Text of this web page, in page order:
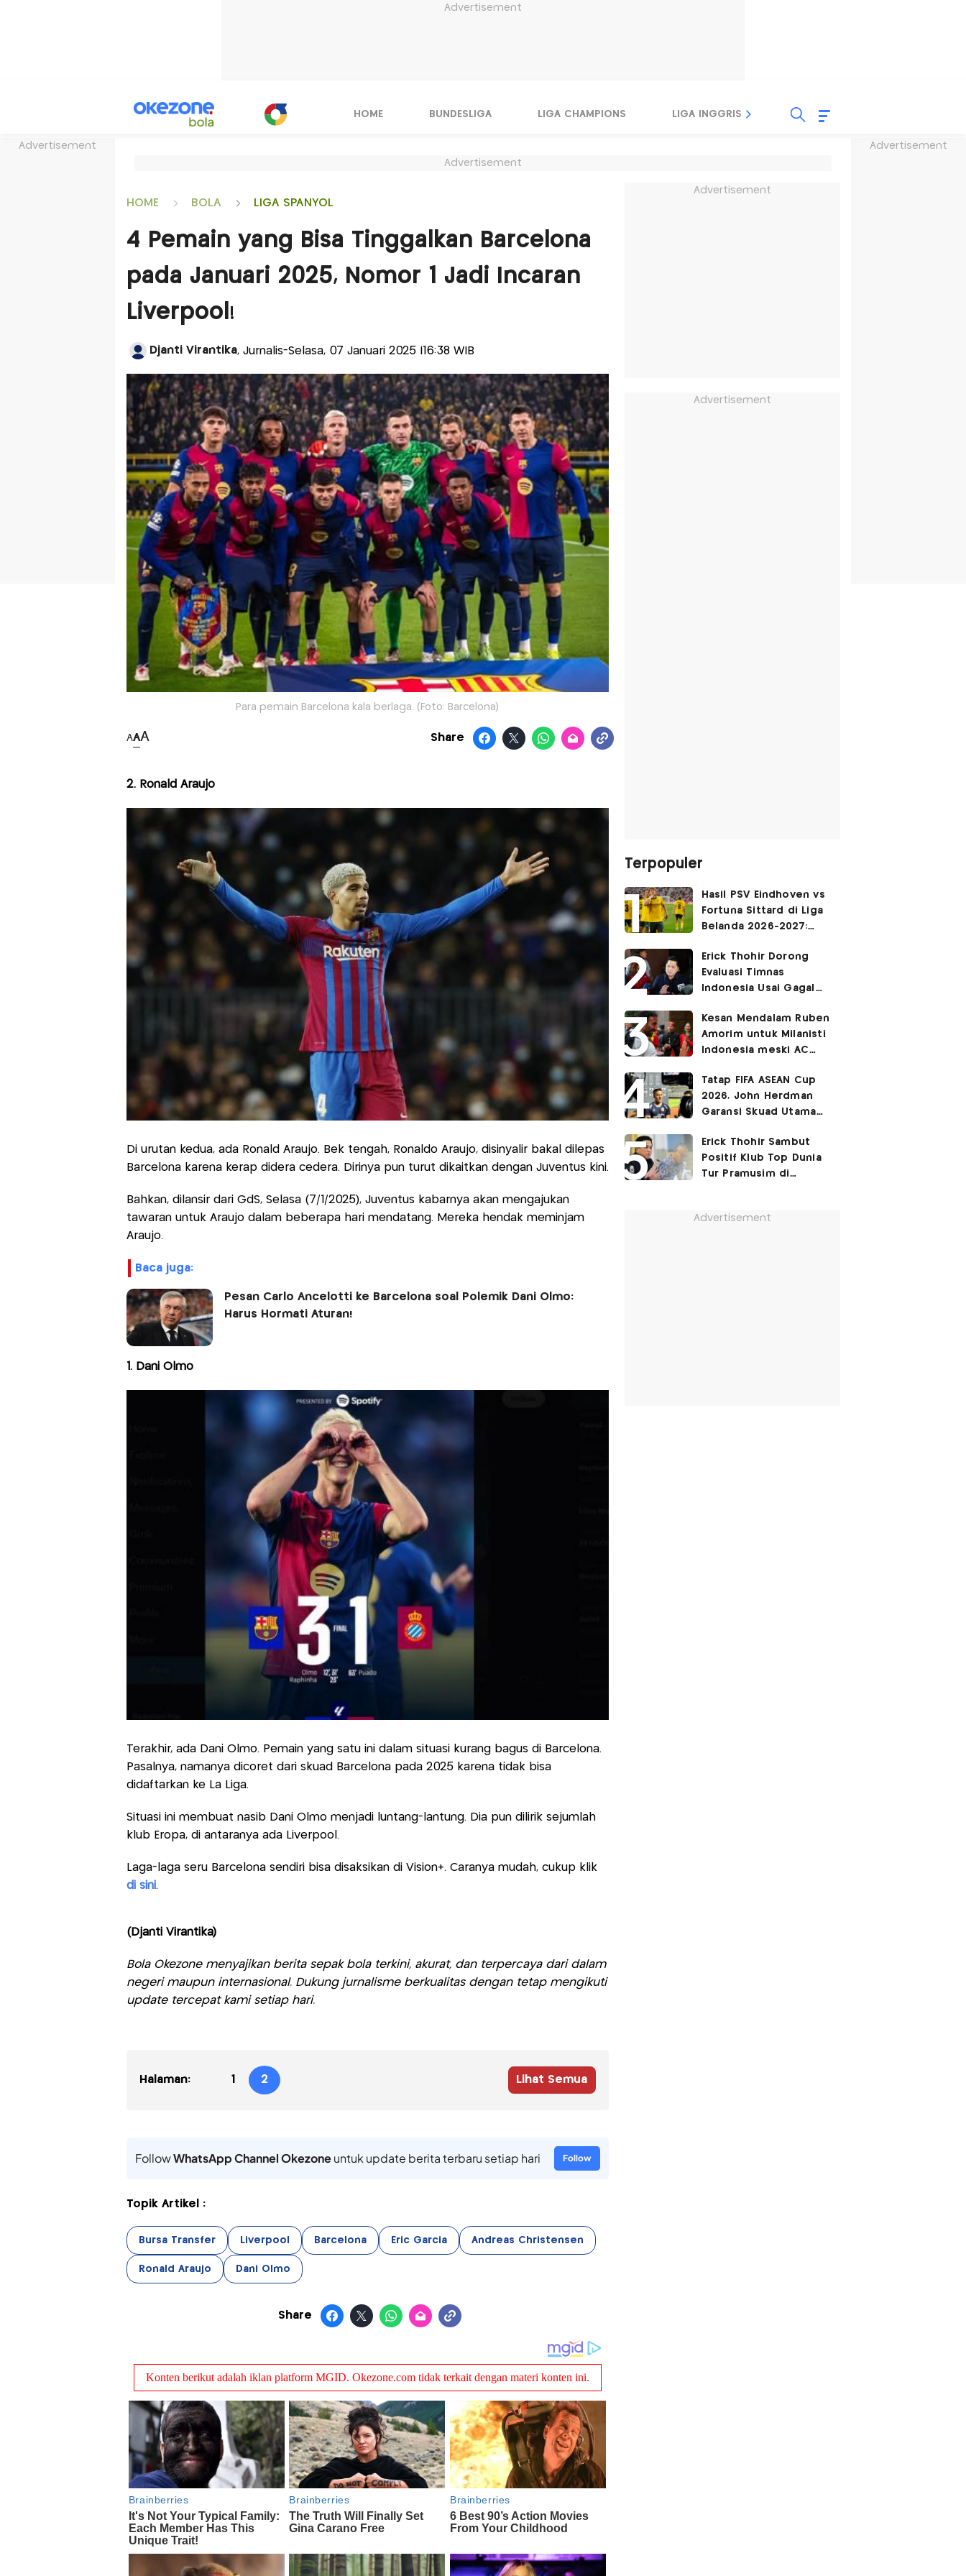
Advertisement
Advertisement Advertisement
HOME BUNDESLIGA LIGA CHAMPIONS LIGA INGGRIS LIGA ITALIA
Advertisement
HOME BOLA LIGA SPANYOL
4 Pemain yang Bisa Tinggalkan Barcelona
pada Januari 2025, Nomor 1 Jadi Incaran
Liverpool!
Djanti Virantika, Jurnalis-Selasa, 07 Januari 2025 |16:38 WIB
Para pemain Barcelona kala berlaga. (Foto: Barcelona)
AAA Share
2. Ronald Araujo
Di urutan kedua, ada Ronald Araujo. Bek tengah, Ronaldo Araujo, disinyalir bakal dilepas
Barcelona karena kerap didera cedera. Dirinya pun turut dikaitkan dengan Juventus kini.
Bahkan, dilansir dari GdS, Selasa (7/1/2025), Juventus kabarnya akan mengajukan
tawaran untuk Araujo dalam beberapa hari mendatang. Mereka hendak meminjam
Araujo.
baca juga:
Pesan Carlo Ancelotti ke Barcelona soal Polemik Dani Olmo:
Harus Hormati Aturan!
1. Dani Olmo
Terakhir, ada Dani Olmo. Pemain yang satu ini dalam situasi kurang bagus di Barcelona.
Pasalnya, namanya dicoret dari skuad Barcelona pada 2025 karena tidak bisa
didaftarkan ke La Liga.
Situasi ini membuat nasib Dani Olmo menjadi luntang-lantung. Dia pun dilirik sejumlah
klub Eropa, di antaranya ada Liverpool.
Laga-laga seru Barcelona sendiri bisa disaksikan di Vision+. Caranya mudah, cukup klik
di sini.
(Djanti Virantika)
Bola Okezone menyajikan berita sepak bola terkini, akurat, dan terpercaya dari dalam
negeri maupun internasional. Dukung jurnalisme berkualitas dengan tetap mengikuti
update tercepat kami setiap hari.
Halaman: 1 2 Lihat Semua
FollowWhatsApp Channel Okezoneuntuk update berita terbaru setiap hari Follow
Topik Artikel :
Bursa Transfer Liverpool Barcelona Eric Garcia Andreas Christensen
Ronald Araujo Dani Olmo
Share
Advertisement
Advertisement
Terpopuler
Hasil PSV Eindhoven vs
Fortuna Sittard di Liga
Belanda 2026-2027:
Menit, Ole Romeny
Cetak Gol Debut
Erick Thohir Dorong
Evaluasi Timnas
Indonesia Usai Gagal
AFF 2026
Kesan Mendalam Ruben
Amorim untuk Milanisti
Indonesia meski AC
di SUGBK
Tatap FIFA ASEAN Cup
2026, John Herdman
Garansi Skuad Utama
Diperkuat Kevin Diks
dan Jay Idzes
Erick Thohir Sambut
Positif Klub Top Dunia
Tur Pramusim di
Advertisement